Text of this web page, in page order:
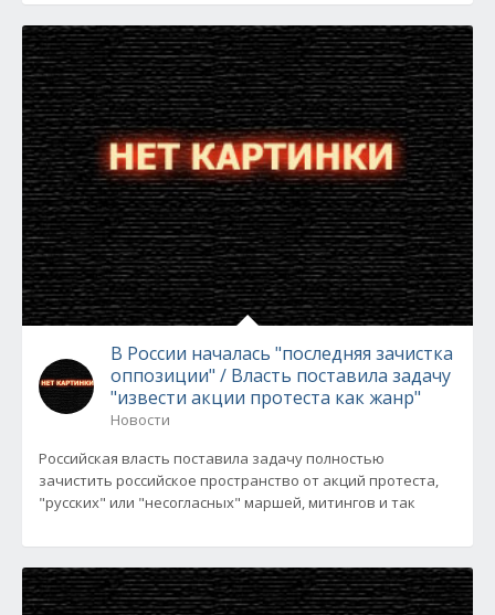
В России началась "последняя зачистка
оппозиции" / Власть поставила задачу
"извести акции протеста как жанр"
Новости
Российская власть поставила задачу полностью
зачистить российское пространство от акций протеста,
"русских" или "несогласных" маршей, митингов и так